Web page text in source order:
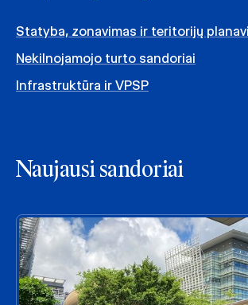
Statyba, zonavimas ir teritorijų
Nekilnojamojo turto sandoriai
Infrastruktūra ir VPSP
Naujausi sandoriai